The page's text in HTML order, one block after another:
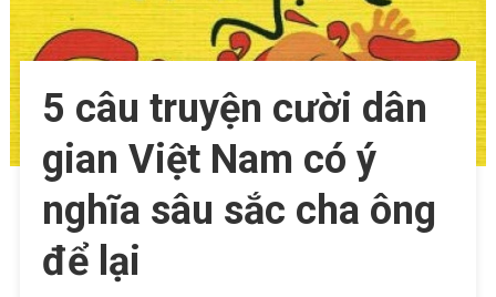
5 câu truyện cười dân
gian Việt Nam có ý
nghĩa sâu sắc cha ông
để lại